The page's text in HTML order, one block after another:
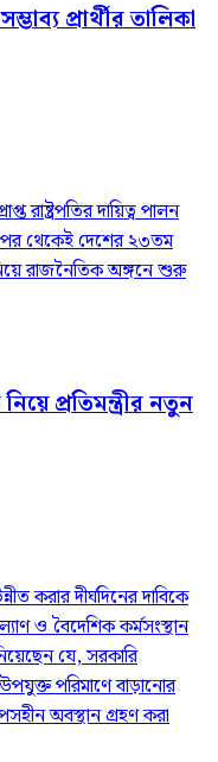
প্রার্থীর তালিকা
রাষ্ট্রপতির দায়িত্ব পালন
থেকেই দেশের ২৩তম
নিয়ে রাজনৈতিক অঙ্গনে শুরু
প্রতিমন্ত্রীর নতুন
করার দীর্ঘদিনের দাবিকে
ও বৈদেশিক কর্মসংস্থান
যে, সরকারি
পরিমাণে বাড়ানোর
অবস্থান গ্রহণ করা